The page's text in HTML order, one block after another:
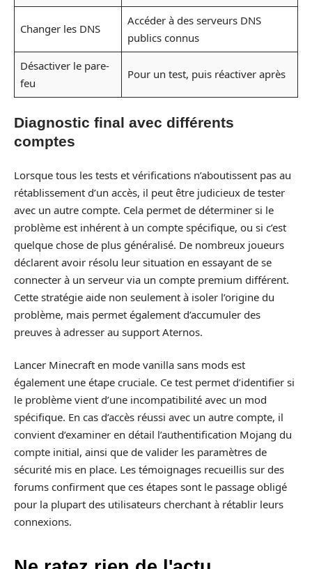
Changer les DNS
Accéder à des serveurs DNS
publics connus
Désactiver le pare-
feu
Pour un test, puis réactiver après
Diagnostic final avec différents
comptes
Lorsque tous les tests et vérifications n’aboutissent pas au
rétablissement d’un accès, il peut être judicieux de tester
avec un autre compte. Cela permet de déterminer si le
problème est inhérent à un compte spécifique, ou si c’est
quelque chose de plus généralisé. De nombreux joueurs
déclarent avoir résolu leur situation en essayant de se
connecter à un serveur via un compte premium différent.
Cette stratégie aide non seulement à isoler l’origine du
problème, mais permet également d’accumuler des
preuves à adresser au support Aternos.
Lancer Minecraft en mode vanilla sans mods est
également une étape cruciale. Ce test permet d’identifier si
le problème vient d’une incompatibilité avec un mod
spécifique. En cas d’accès réussi avec un autre compte, il
convient d’examiner en détail l’authentification Mojang du
compte initial, ainsi que de valider les paramètres de
sécurité mis en place. Les témoignages recueillis sur des
forums confirment que ces étapes sont le passage obligé
pour la plupart des utilisateurs cherchant à rétablir leurs
connexions.